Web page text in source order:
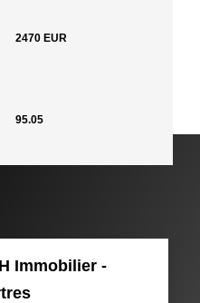
2470 EUR
95.05
Immobilier -